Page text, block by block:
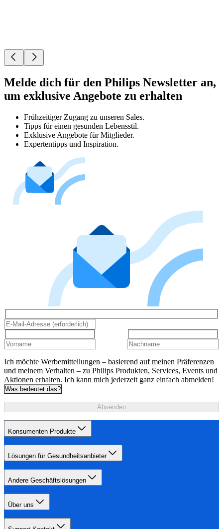
Melde dich für den Philips Newsletter an,
um exklusive Angebote zu erhalten
Frühzeitiger Zugang zu unseren Sales.
Tipps für einen gesunden Lebensstil.
Exklusive Angebote für Mitglieder.
Expertentipps und Inspiration.
Ich möchte Werbemitteilungen – basierend auf meinen Präferenzen
und meinem Verhalten – zu Philips Produkten, Services, Events und
Aktionen erhalten. Ich kann mich jederzeit ganz einfach abmelden!
Was bedeutet das?
Absenden
Konsumenten Produkte
Lösungen für Gesundheitsanbieter
Andere Geschäftslösungen
Über uns